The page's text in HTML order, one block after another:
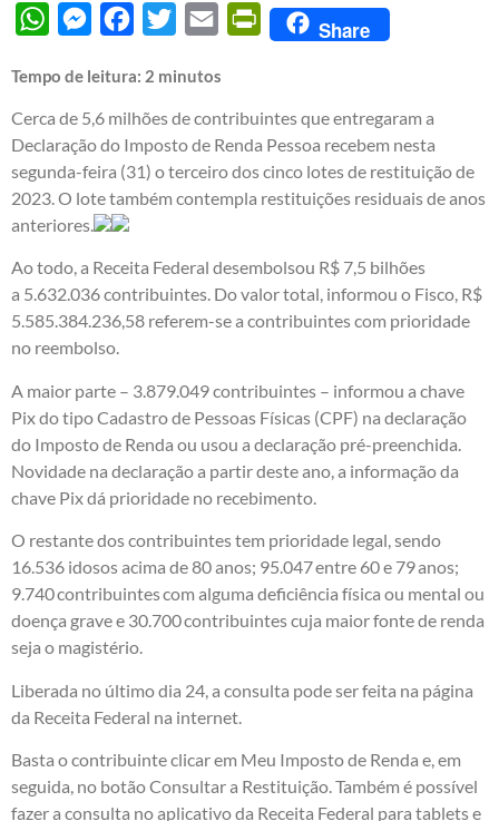
WhatsAppMessengerFacebook
Twitter Email PrintFriendly
Share
Tempo de leitura: 2 minutos
Cerca de 5,6 milhões de contribuintes que entregaram a
Declaração do Imposto de Renda Pessoa recebem nesta
segunda-feira (31) o terceiro dos cinco lotes de restituição de
2023. O lote também contempla restituições residuais de anos
anteriores.
Ao todo, a Receita Federal desembolsou R$ 7,5 bilhões
a 5.632.036 contribuintes. Do valor total, informou o Fisco, R$
5.585.384.236,58 referem-se a contribuintes com prioridade
no reembolso.
A maior parte – 3.879.049 contribuintes – informou a chave
Pix do tipo Cadastro de Pessoas Físicas (CPF) na declaração
do Imposto de Renda ou usou a declaração pré-preenchida.
Novidade na declaração a partir deste ano, a informação da
chave Pix dá prioridade no recebimento.
O restante dos contribuintes tem prioridade legal, sendo
16.536 idosos acima de 80 anos; 95.047 entre 60 e 79 anos;
9.740 contribuintes com alguma deficiência física ou mental ou
doença grave e 30.700 contribuintes cuja maior fonte de renda
seja o magistério.
Liberada no último dia 24, a consulta pode ser feita na página
da Receita Federal na internet.
Basta o contribuinte clicar em Meu Imposto de Renda e, em
seguida, no botão Consultar a Restituição. Também é possível
fazer a consulta no aplicativo da Receita Federal para tablets e